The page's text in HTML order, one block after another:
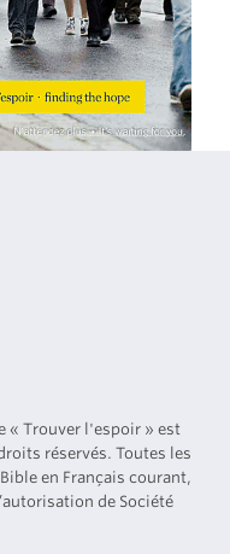
« Trouver l'espoir » est
réservés. Toutes les
en Français courant,
de Société